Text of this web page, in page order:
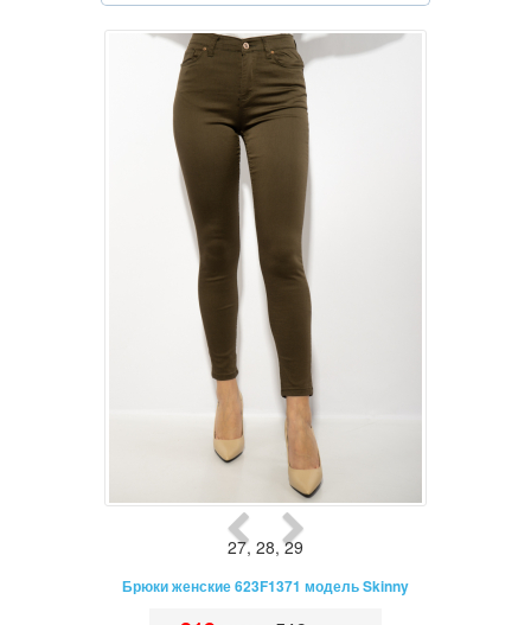
27, 28,29
Брюки женские 623F1371 модель Skinny